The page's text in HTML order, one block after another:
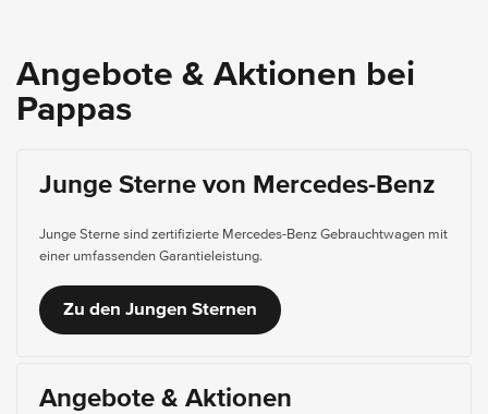
Angebote & Aktionen bei
Pappas
Junge Sterne von Mercedes-Benz
Junge Sterne sind zertifizierte Mercedes-Benz Gebrauchtwagen mit
einer umfassenden Garantieleistung.
Zu den Jungen Sternen
Angebote & Aktionen